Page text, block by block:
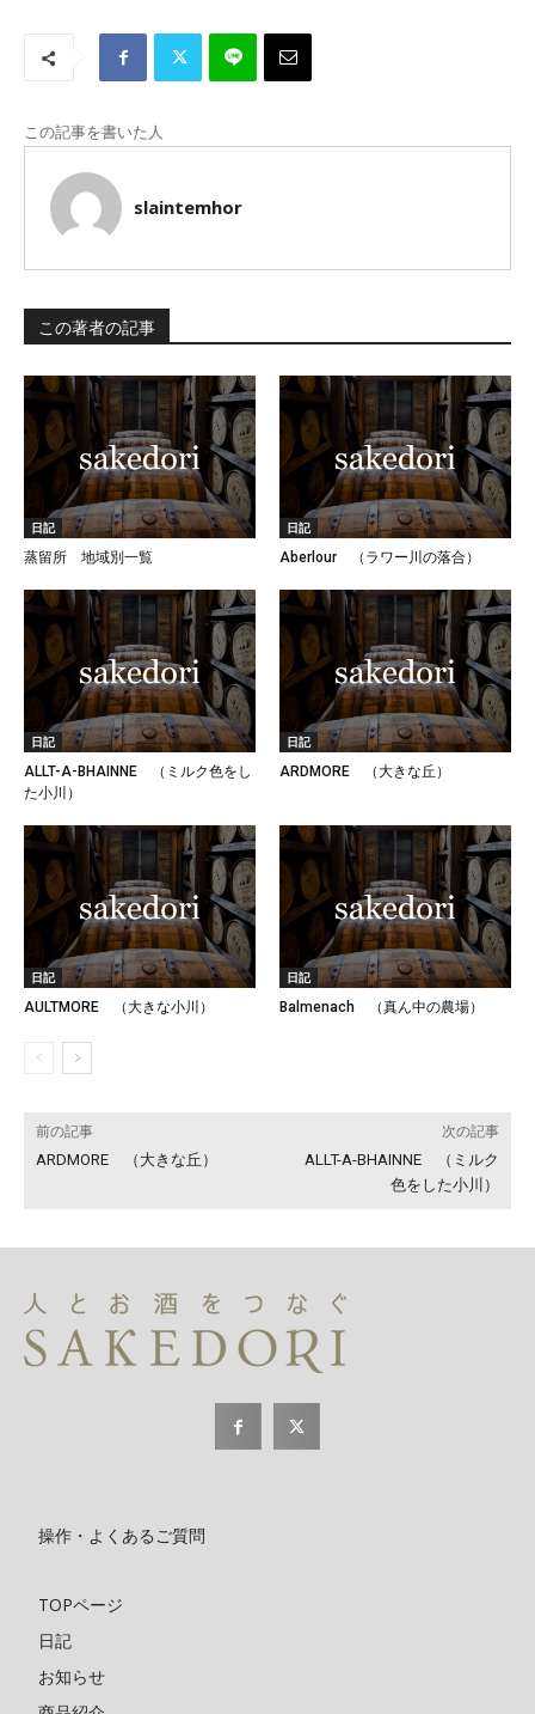
この記事を書いた人
slaintemhor
この著者の記事
日記
蒸留所 地域別一覧
日記
Aberlour （ラワー川の落合）
日記
ALLT-A-BHAINNE （ミルク色をし
た小川）
日記
ARDMORE （大きな丘）
日記
AULTMORE （大きな小川）
日記
Balmenach （真ん中の農場）
前の記事
ARDMORE （大きな丘）
次の記事
ALLT-A-BHAINNE （ミルク
色をした小川）
操作・よくあるご質問
TOPページ
日記
お知らせ